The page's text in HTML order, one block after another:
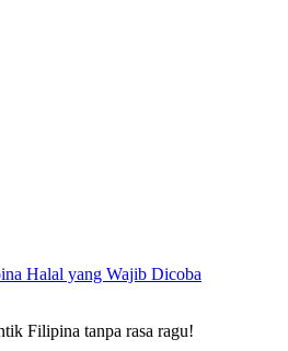
Halal yang Wajib Dicoba
Filipina tanpa rasa ragu!